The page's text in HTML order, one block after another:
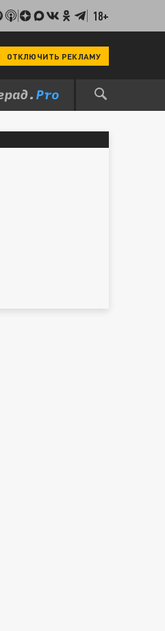
18+
ОТКЛЮЧИТЬ РЕКЛАМУ